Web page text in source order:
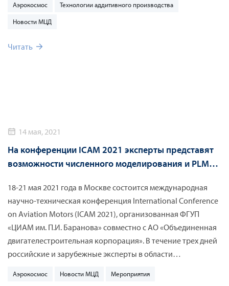
усовершенствовать элементы авиационной техники и
обеспечить надежную связь с помощью топологической
Аэрокосмос Технологии аддитивного производства
Новости МЦД
Читать
14 мая, 2021
На конференции ICAM 2021 эксперты представят
возможности численного моделирования и PLM
двигателей
18-21 мая 2021 года в Москве состоится международная
научно-техническая конференция International Conference
on Aviation Motors (ICAM 2021), организованная ФГУП
«ЦИАМ им. П.И. Баранова» совместно с АО «Объединенная
двигателестроительная корпорация». В течение трех дней
российские и зарубежные эксперты в области
вопросов по актуальным проблемам авиационно-
Аэрокосмос Новости МЦД Мероприятия